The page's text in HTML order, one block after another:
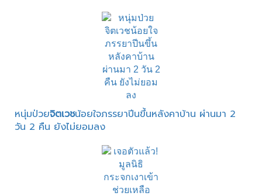
หนุ่มป่วยจิตเวชน้อยใจภรรยาปีนขึ้นหลังคาบ้าน ผ่านมา 2
วัน 2 คืน ยังไม่ยอมลง